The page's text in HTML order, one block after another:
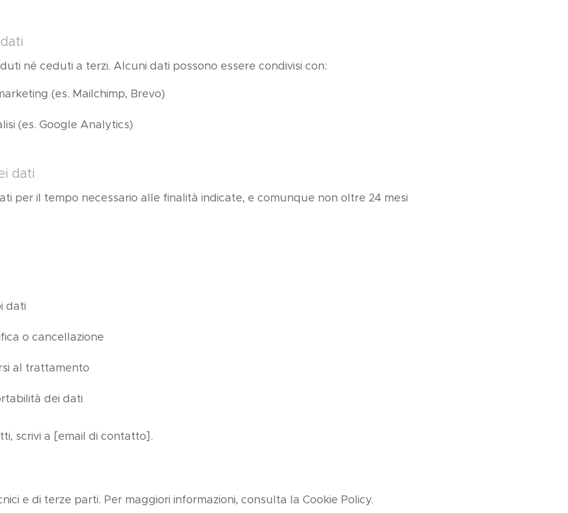
né ceduti a terzi. Alcuni dati possono essere condivisi con:
(es. Mailchimp, Brevo)
(es. Google Analytics)
dati
per il tempo necessario alle finalità indicate, e comunque non oltre 24 mesi
dati
o cancellazione
al trattamento
dei dati
scrivi a [email di contatto].
e di terze parti. Per maggiori informazioni, consulta la Cookie Policy.